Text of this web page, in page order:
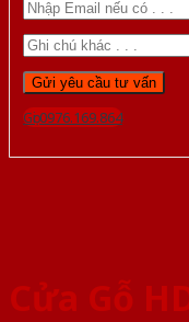
Gọi 0976.169.864
Cửa Gỗ